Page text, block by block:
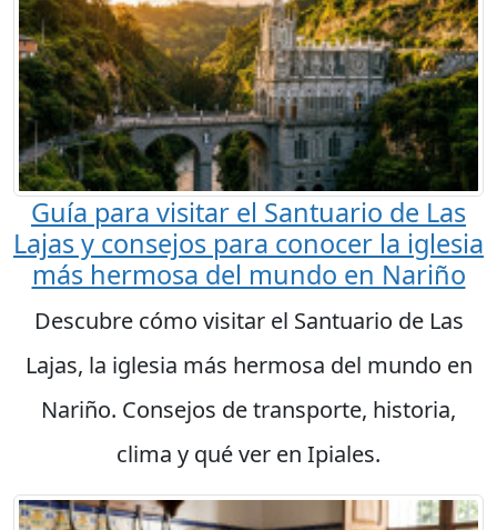
Guía para visitar el Santuario de Las
Lajas y consejos para conocer la iglesia
más hermosa del mundo en Nariño
Descubre cómo visitar el Santuario de Las
Lajas, la iglesia más hermosa del mundo en
Nariño. Consejos de transporte, historia,
clima y qué ver en Ipiales.